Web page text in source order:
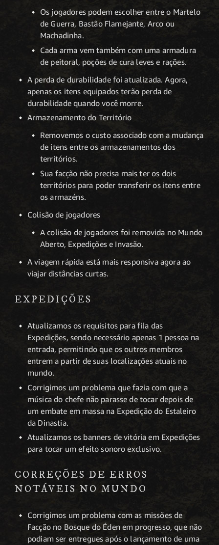
Os jogadores podem escolher entre o Martelo
de Guerra, Bastão Flamejante, Arco ou
Machadinha.
Cada arma vem também com uma armadura
de peitoral, poções de cura leves e rações.
A perda de durabilidade foi atualizada. Agora,
apenas os itens equipados terão perda de
durabilidade quando você morre.
Armazenamento do Território
Removemos o custo associado com a mudança
de itens entre os armazenamentos dos
territórios.
Sua facção não precisa mais ter os dois
territórios para poder transferir os itens entre
os armazéns.
Colisão de jogadores
A colisão de jogadores foi removida no Mundo
Aberto, Expedições e Invasão.
A viagem rápida está mais responsiva agora ao
viajar distâncias curtas.
EXPEDIÇÕES
Atualizamos os requisitos para fila das
Expedições, sendo necessário apenas 1 pessoa na
entrada, permitindo que os outros membros
entrem a partir de suas localizações atuais no
mundo.
Corrigimos um problema que fazia com que a
música do chefe não parasse de tocar depois de
um embate em massa na Expedição do Estaleiro
da Dinastia.
Atualizamos os banners de vitória em Expedições
para tocar um efeito sonoro exclusivo.
CORREÇÕES DE ERROS
NOTÁVEIS NO MUNDO
Corrigimos um problema com as missões de
Facção no Bosque do Éden em progresso, que não
podiam ser entregues após o lançamento de uma